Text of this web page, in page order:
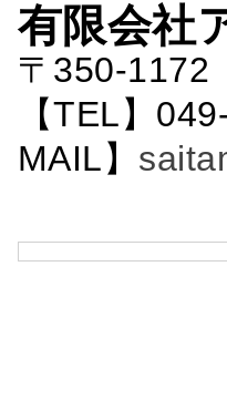
有限会社
〒350-
【TEL】
MAIL】